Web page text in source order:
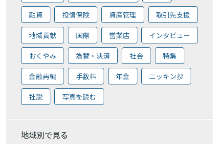
融資 投信保険 資産管理 取引先支援
地域貢献 国際 営業店 インタビュー
おくやみ 為替・決済 社会 特集
金融再編 手数料 年金 ニッキン抄
社説 写真を読む
地域別で見る